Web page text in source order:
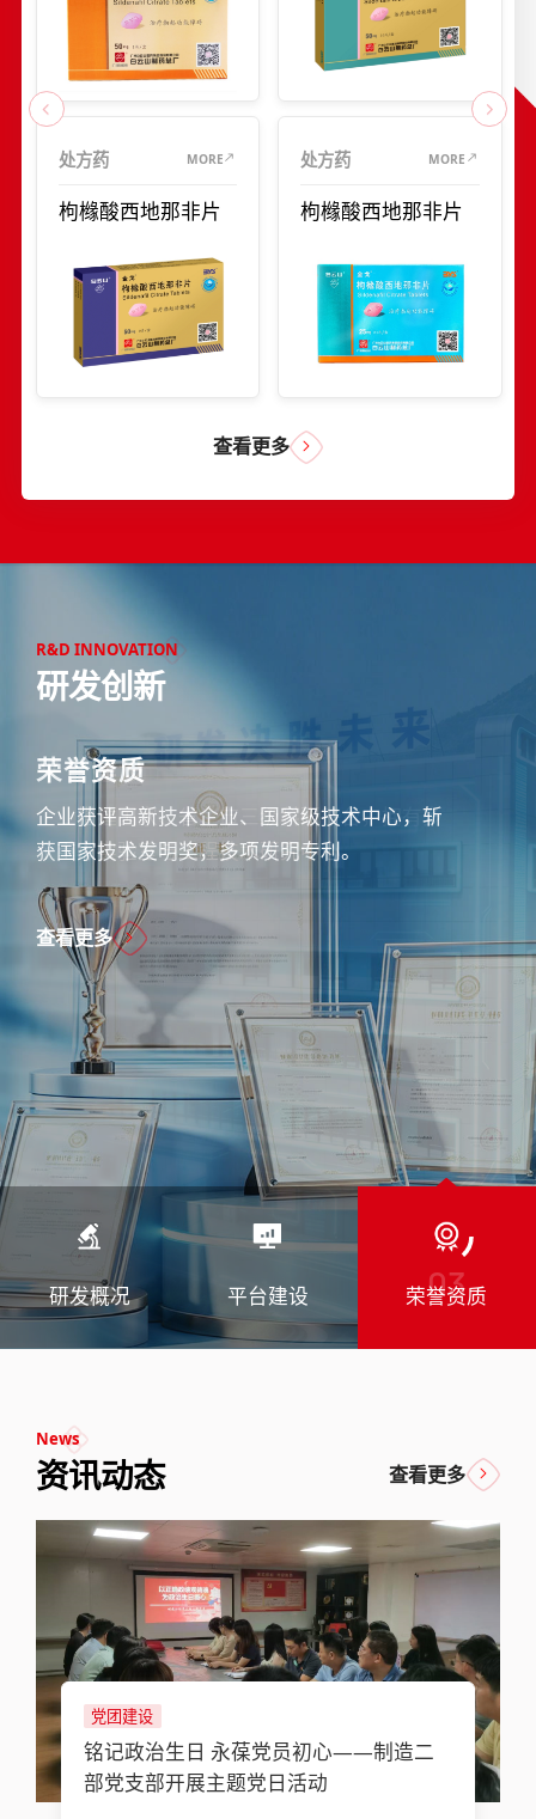
处方药 MORE
枸橼酸西地那非片
处方药 MORE
枸橼酸西地那非片
查看更多
R&D INNOVATION
研发创新
研发概况
白云山制药总厂药物研究所创建于1983年，
是白云山制药总厂专门从事化学原料药及制剂
研究和产业化的技术创新平台，负责科技发展
战略的实施，新产品、新技术、新工艺的研究
开发，产学研对外合作等...
查看更多
平台建设
企业搭建国家、省、市三级科研平台，拥有多
个重点实验室与工程技术研究中心。
查看更多
荣誉资质
企业获评高新技术企业、国家级技术中心，斩
获国家技术发明奖，多项发明专利。
查看更多
研发概况 平台建设 03
荣誉资质
News
资讯动态 查看更多
党团建设
铭记政治生日 永葆党员初心——制造二
部党支部开展主题党日活动